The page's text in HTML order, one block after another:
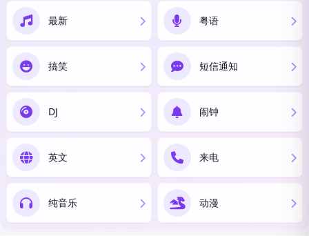
最新 粤语
搞笑 短信通知
DJ 闹钟
英文 来电
纯音乐 动漫